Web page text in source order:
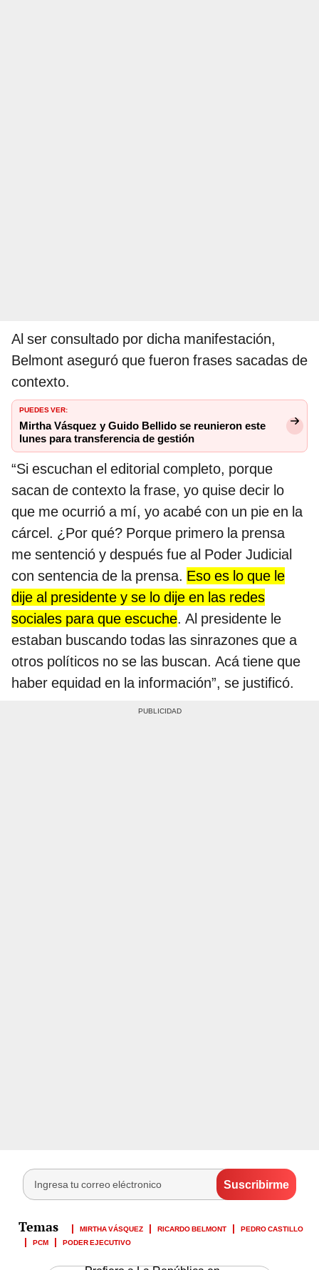
Al ser consultado por dicha manifestación,
Belmont aseguró que fueron frases sacadas de
contexto.
PUEDES VER:
Mirtha Vásquez y Guido Bellido se reunieron este
lunes para transferencia de gestión
“Si escuchan el editorial completo, porque
sacan de contexto la frase, yo quise decir lo
que me ocurrió a mí, yo acabé con un pie en la
cárcel. ¿Por qué? Porque primero la prensa
me sentenció y después fue al Poder Judicial
con sentencia de la prensa. Eso es lo que le
dije al presidente y se lo dije en las redes
sociales para que escuche. Al presidente le
estaban buscando todas las sinrazones que a
otros políticos no se las buscan. Acá tiene que
haber equidad en la información”, se justificó.
MIRTHA VÁSQUEZ RICARDO BELMONT
PEDRO CASTILLO
PCM
PODER EJECUTIVO